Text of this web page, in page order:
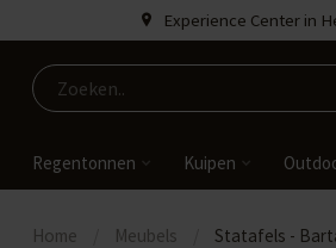
Experience Center in
Regentonnen Kuipen
Home Meubels Statafels -